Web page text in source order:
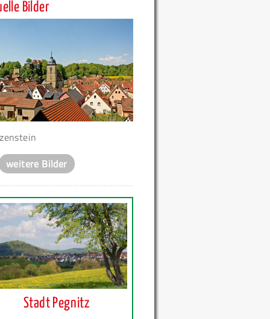
Bilder
weitere Bilder
Stadt Pegnitz